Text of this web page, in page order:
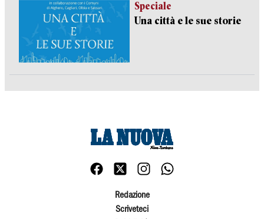
Speciale
Una città e le sue storie
Redazione
Scriveteci